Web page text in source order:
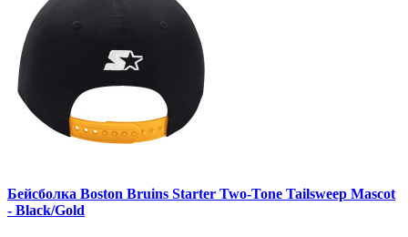
Бейсболка Boston Bruins Starter Two-Tone Tailsweep Mascot
- Black/Gold